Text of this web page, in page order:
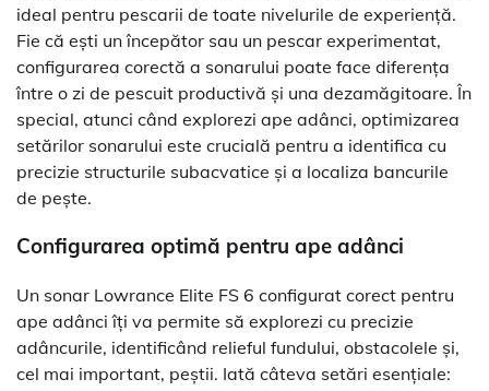
ideal pentru pescarii de toate nivelurile de experiență.
Fie că ești un începător sau un pescar experimentat,
configurarea corectă a sonarului poate face diferența
între o zi de pescuit productivă și una dezamăgitoare. În
special, atunci când explorezi ape adânci, optimizarea
setărilor sonarului este crucială pentru a identifica cu
precizie structurile subacvatice și a localiza bancurile
de pește.
Configurarea optimă pentru ape adânci
Un sonar Lowrance Elite FS 6 configurat corect pentru
ape adânci îți va permite să explorezi cu precizie
adâncurile, identificând relieful fundului, obstacolele și,
cel mai important, peștii. Iată câteva setări esențiale: